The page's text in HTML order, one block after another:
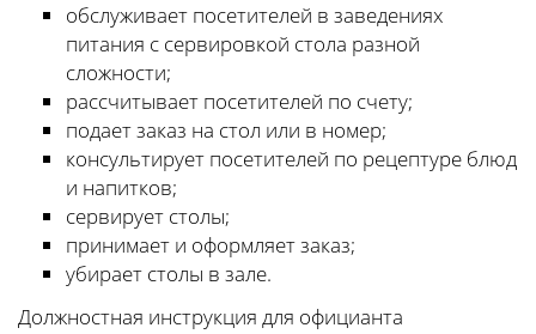
обслуживает посетителей в заведениях
питания с сервировкой стола разной
сложности;
рассчитывает посетителей по счету;
подает заказ на стол или в номер;
консультирует посетителей по рецептуре блюд
и напитков;
сервирует столы;
принимает и оформляет заказ;
убирает столы в зале.
Должностная инструкция для официанта